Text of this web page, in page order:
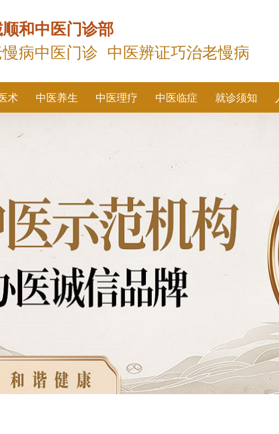
和中医门诊部
病中医门诊 中医辨证巧治老慢病
术 中医养生 中医理疗 中医临症 就诊须知